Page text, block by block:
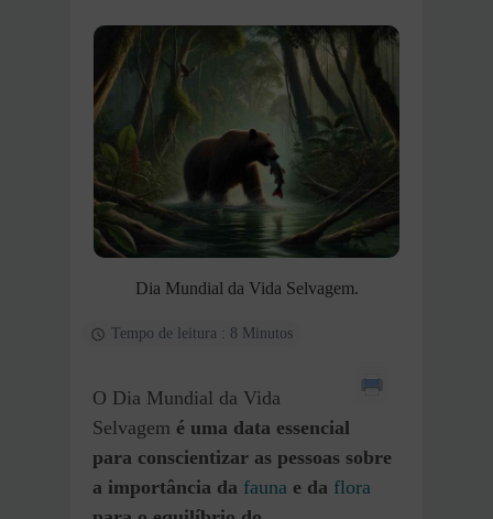
Dia Mundial da Vida Selvagem.
Tempo de leitura : 8 Minutos
O Dia Mundial da Vida
Selvagem é uma data essencial
para conscientizar as pessoas sobre
a importância da fauna e da flora